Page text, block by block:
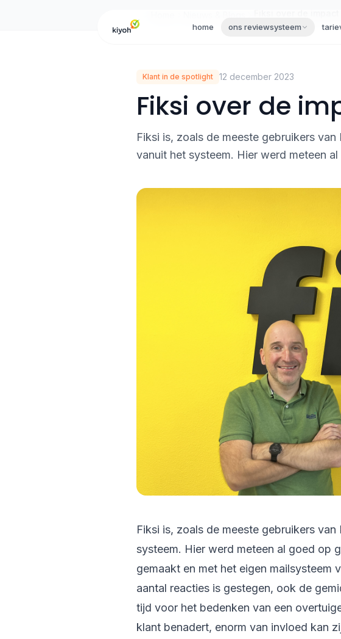
home ons reviewsysteem
Klant in de spotlight 12 december 2023
Fiksi over de
Fiksi is, zoals de meeste gebruikers
vanuit het systeem. Hier werd meteen
Fiksi is, zoals de meeste gebruikers
systeem. Hier werd meteen al goed op
gemaakt en met het eigen mailsysteem
aantal reacties is gestegen, ook de
tijd voor het bedenken van een
klant benadert, enorm van invloed kan